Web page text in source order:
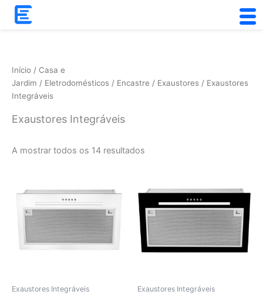
Skip
Início / Casa e
Jardim / Eletrodomésticos / Encastre / Exaustores / Exaustores
Integráveis
Exaustores Integráveis
A mostrar todos os 14 resultados
Exaustores Integráveis Exaustores Integráveis